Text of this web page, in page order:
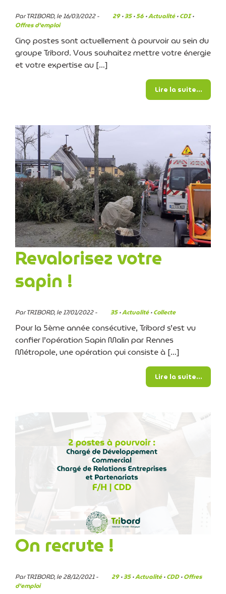
Par TRIBORD, le 16/03/2022 - 29·35·56 ·Actualité·CDI·
Offres d'emploi
Cinq postes sont actuellement à pourvoir au sein du
groupe Tribord. Vous souhaitez mettre votre énergie
et votre expertise au […]
Lire la suite…from
Revalorisez votre
sapin !
Par TRIBORD, le 17/01/2022 - 35·Actualité·Collecte
Pour la 5ème année consécutive, Tribord s’est vu
confier l’opération Sapin Malin par Rennes
Métropole, une opération qui consiste à […]
Lire la suite…from
On recrute !
Par TRIBORD, le 28/12/2021 - 29·35·Actualité·CDD·Offres
d'emploi